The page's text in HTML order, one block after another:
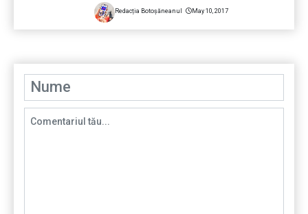
Redacția Botoșăneanul May 10, 2017